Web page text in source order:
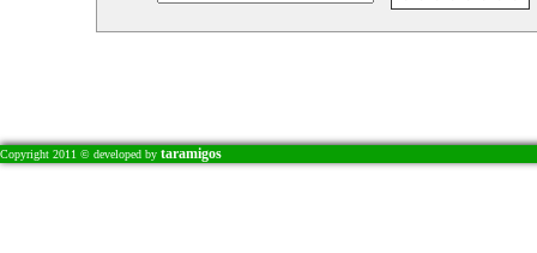
Copyright 2011 © developed by taramigos